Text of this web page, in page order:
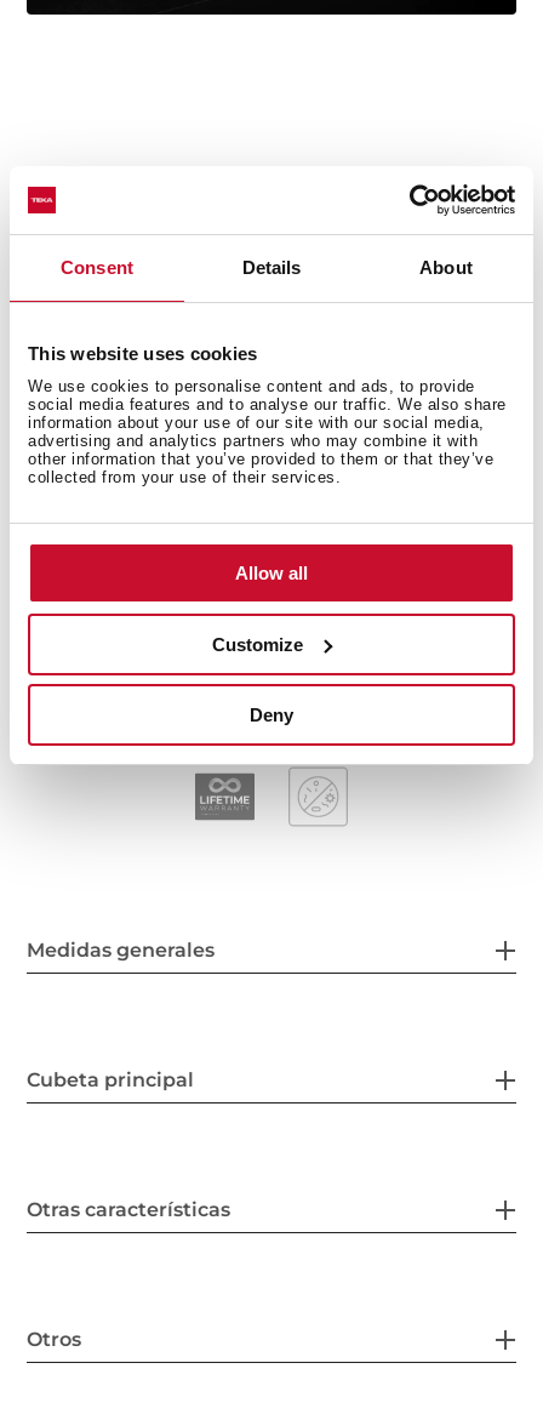
Consent Details About
This website uses cookies
We use cookies to personalise content and ads, to provide
social media features and to analyse our traffic. We also share
information about your use of our site with our social media,
advertising and analytics partners who may combine it with
other information that you’ve provided to them or that they’ve
collected from your use of their services.
Allow all
Customize
Deny
Detalles técnicos
Acero inoxidable
Instalación: Submontar
Ancho de la base: > 45 cm
Desagüe: 3 ½’’
Calibre: 18
Incluye:
-Grapas para instalación
Dimensiones
Exterior (Largo/Ancho): 433 x 433 mm
Medidas generales
Cubeta principal
Otras características
Otros